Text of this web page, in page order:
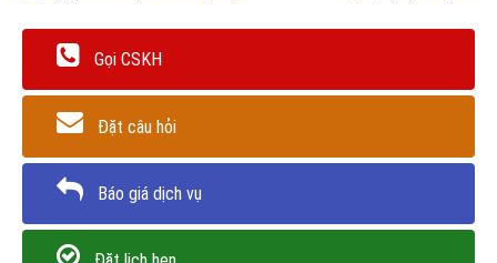
Gọi CSKH
Đặt câu hỏi
Báo giá dịch vụ